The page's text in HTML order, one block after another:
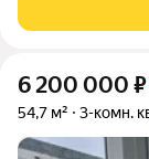
комнатную
6 200 000 ₽
54,7 м² 3-комн.